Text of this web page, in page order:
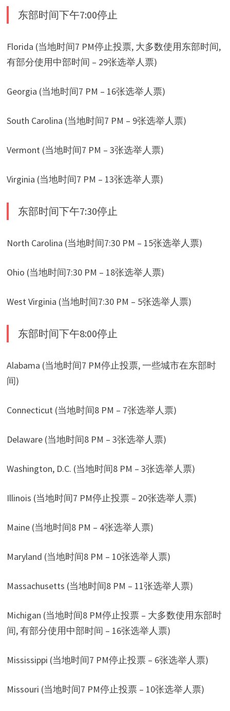
东部时间下午7:00停止
Florida (当地时间7 PM停止投票, 大多数使用东部时间,
有部分使用中部时间 – 29张选举人票)
Georgia (当地时间7 PM – 16张选举人票)
South Carolina (当地时间7 PM – 9张选举人票)
Vermont (当地时间7 PM – 3张选举人票)
Virginia (当地时间7 PM – 13张选举人票)
东部时间下午7:30停止
North Carolina (当地时间7:30 PM – 15张选举人票)
Ohio (当地时间7:30 PM – 18张选举人票)
West Virginia (当地时间7:30 PM – 5张选举人票)
东部时间下午8:00停止
Alabama (当地时间7 PM停止投票, 一些城市在东部时
间)
Connecticut (当地时间8 PM – 7张选举人票)
Delaware (当地时间8 PM – 3张选举人票)
Washington, D.C. (当地时间8 PM – 3张选举人票)
Illinois (当地时间7 PM停止投票 – 20张选举人票)
Maine (当地时间8 PM – 4张选举人票)
Maryland (当地时间8 PM – 10张选举人票)
Massachusetts (当地时间8 PM – 11张选举人票)
Michigan (当地时间8 PM停止投票 – 大多数使用东部时
间, 有部分使用中部时间 – 16张选举人票)
Mississippi (当地时间7 PM停止投票 – 6张选举人票)
Missouri (当地时间7 PM停止投票 – 10张选举人票)